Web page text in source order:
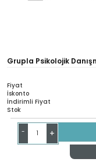
Grupla Psikolojik
Fiyat
İskonto
İndirimli Fiyat
Stok
- +